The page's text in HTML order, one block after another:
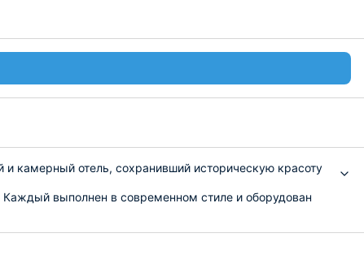
и камерный отель, сохранивший историческую красоту
выполнен в современном стиле и оборудован